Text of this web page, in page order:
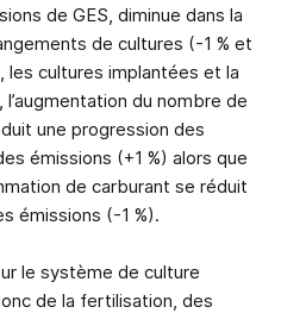
de GES, diminue dans la
de cultures (-1 % et
les cultures implantées et la
du nombre de
une progression des
émissions (+1 %) alors que
de carburant se réduit
émissions (-1 %).
le système de culture
de la fertilisation, des